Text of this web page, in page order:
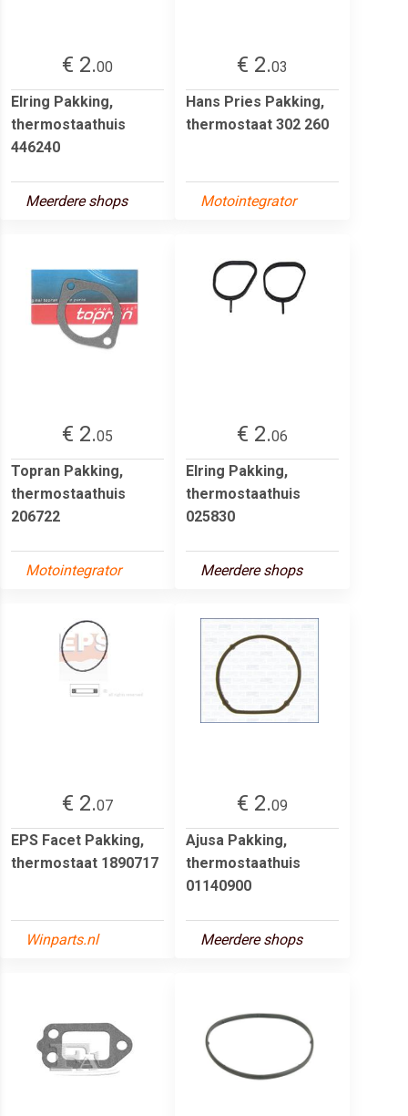
€ 2.00
Elring Pakking,
thermostaathuis
446240
Meerdere shops
€ 2.03
Hans Pries Pakking,
thermostaat 302 260
Motointegrator
€ 2.05
Topran Pakking,
thermostaathuis
206722
Motointegrator
€ 2.06
Elring Pakking,
thermostaathuis
025830
Meerdere shops
€ 2.07
EPS Facet Pakking,
thermostaat 1890717
Winparts.nl
€ 2.09
Ajusa Pakking,
thermostaathuis
01140900
Meerdere shops